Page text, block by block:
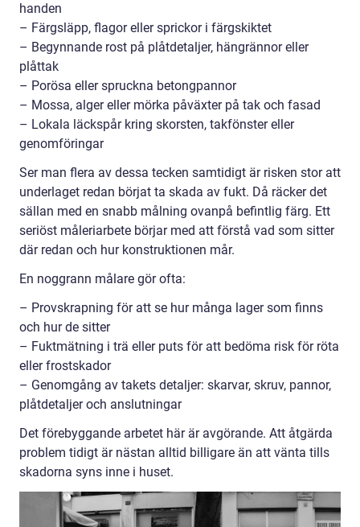
handen
– Färgsläpp, flagor eller sprickor i färgskiktet
– Begynnande rost på plåtdetaljer, hängrännor eller
plåttak
– Porösa eller spruckna betongpannor
– Mossa, alger eller mörka påväxter på tak och fasad
– Lokala läckspår kring skorsten, takfönster eller
genomföringar
Ser man flera av dessa tecken samtidigt är risken stor att
underlaget redan börjat ta skada av fukt. Då räcker det
sällan med en snabb målning ovanpå befintlig färg. Ett
seriöst måleriarbete börjar med att förstå vad som sitter
där redan och hur konstruktionen mår.
En noggrann målare gör ofta:
– Provskrapning för att se hur många lager som finns
och hur de sitter
– Fuktmätning i trä eller puts för att bedöma risk för röta
eller frostskador
– Genomgång av takets detaljer: skarvar, skruv, pannor,
plåtdetaljer och anslutningar
Det förebyggande arbetet här är avgörande. Att åtgärda
problem tidigt är nästan alltid billigare än att vänta tills
skadorna syns inne i huset.